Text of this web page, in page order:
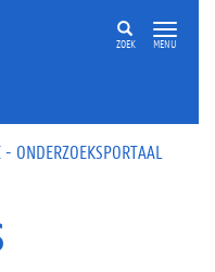
ZOEK MENU
ONDERZOEKSPORTAAL